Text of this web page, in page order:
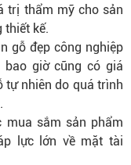
trị thẩm mỹ cho sản
thiết kế.
gỗ đẹp công nghiệp
giờ cũng có giá
tự nhiên do quá trình
mua sắm sản phẩm
lực lớn về mặt tài